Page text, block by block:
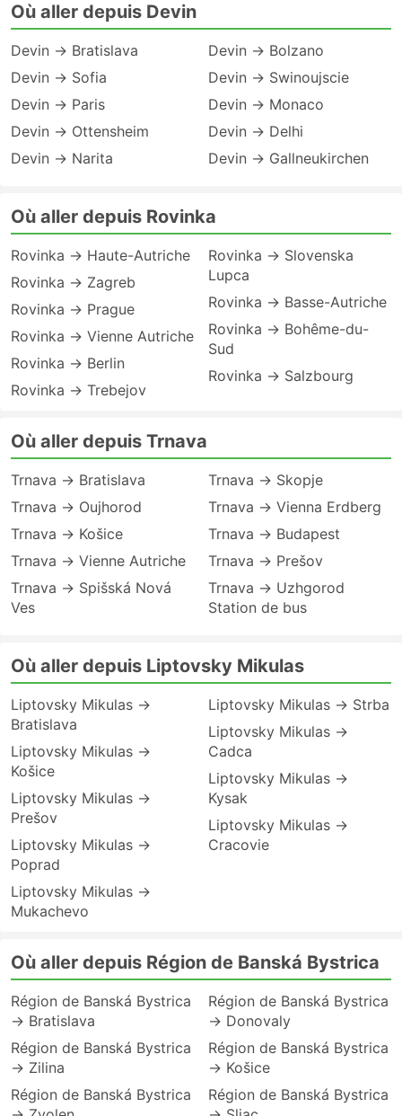
Où aller depuis Devin
Devin → Bratislava
Devin → Sofia
Devin → Paris
Devin → Ottensheim
Devin → Narita
Devin → Bolzano
Devin → Swinoujscie
Devin → Monaco
Devin → Delhi
Devin → Gallneukirchen
Où aller depuis Rovinka
Rovinka → Haute-Autriche
Rovinka → Zagreb
Rovinka → Prague
Rovinka → Vienne Autriche
Rovinka → Berlin
Rovinka → Trebejov
Rovinka → Slovenska
Lupca
Rovinka → Basse-Autriche
Rovinka → Bohême-du-
Sud
Rovinka → Salzbourg
Où aller depuis Trnava
Trnava → Bratislava
Trnava → Oujhorod
Trnava → Košice
Trnava → Vienne Autriche
Trnava → Spišská Nová
Ves
Trnava → Skopje
Trnava → Vienna Erdberg
Trnava → Budapest
Trnava → Prešov
Trnava → Uzhgorod
Station de bus
Où aller depuis Liptovsky Mikulas
Liptovsky Mikulas →
Bratislava
Liptovsky Mikulas →
Košice
Liptovsky Mikulas →
Prešov
Liptovsky Mikulas →
Poprad
Liptovsky Mikulas →
Mukachevo
Liptovsky Mikulas → Strba
Liptovsky Mikulas →
Cadca
Liptovsky Mikulas →
Kysak
Liptovsky Mikulas →
Cracovie
Où aller depuis Région de Banská Bystrica
Région de Banská Bystrica
→ Bratislava
Région de Banská Bystrica
→ Zilina
Région de Banská Bystrica
Région de Banská Bystrica
→ Donovaly
Région de Banská Bystrica
→ Košice
Région de Banská Bystrica